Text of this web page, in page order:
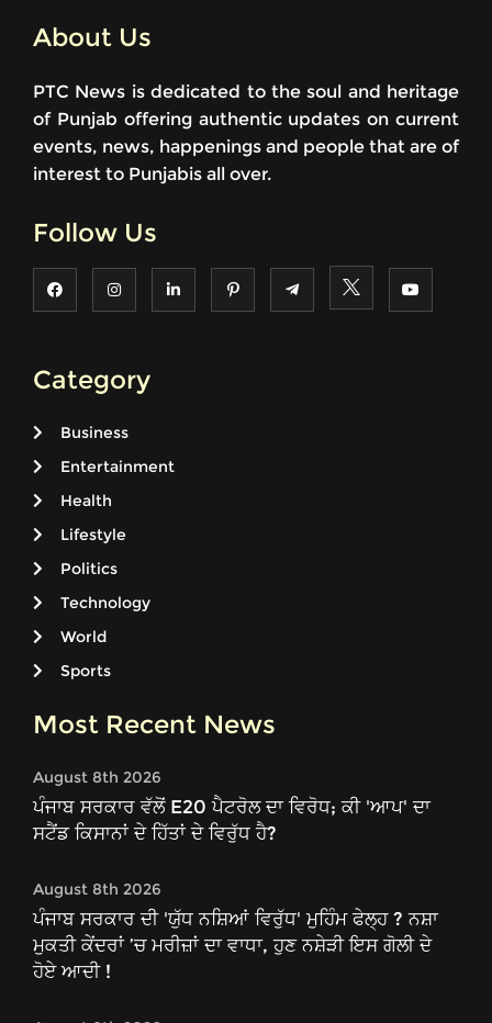
About Us
PTC News is dedicated to the soul and heritage
of Punjab offering authentic updates on current
events, news, happenings and people that are of
interest to Punjabis all over.
Follow Us
Category
Business
Entertainment
Health
Lifestyle
Politics
Technology
World
Sports
Most Recent News
August 8th 2026
ਪੰਜਾਬ ਸਰਕਾਰ ਵੱਲੋਂ E20 ਪੈਟਰੋਲ ਦਾ ਵਿਰੋਧ; ਕੀ 'ਆਪ' ਦਾ
ਸਟੈਂਡ ਕਿਸਾਨਾਂ ਦੇ ਹਿੱਤਾਂ ਦੇ ਵਿਰੁੱਧ ਹੈ?
August 8th 2026
ਪੰਜਾਬ ਸਰਕਾਰ ਦੀ 'ਯੁੱਧ ਨਸ਼ਿਆਂ ਵਿਰੁੱਧ' ਮੁਹਿੰਮ ਫੇਲ੍ਹ ? ਨਸ਼ਾ
ਮੁਕਤੀ ਕੇਂਦਰਾਂ ’ਚ ਮਰੀਜ਼ਾਂ ਦਾ ਵਾਧਾ, ਹੁਣ ਨਸ਼ੇੜੀ ਇਸ ਗੋਲੀ ਦੇ
ਹੋਏ ਆਦੀ !